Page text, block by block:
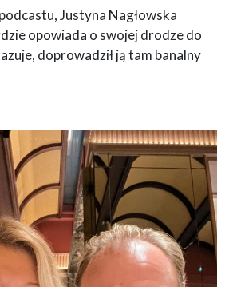
Justyna Nagłowska
opowiada o swojej drodze do
doprowadził ją tam banalny